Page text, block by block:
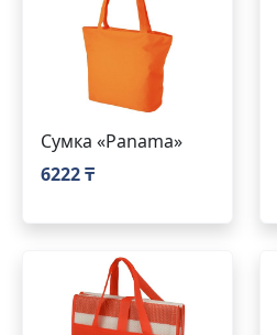
Сумка «Panama»
6222 ₸